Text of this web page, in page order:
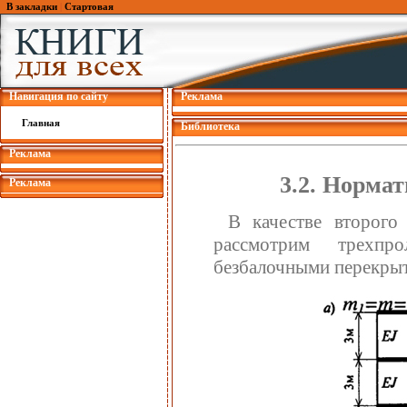
В закладки Стартовая
Навигация по сайту
Главная
Реклама
Реклама
Реклама
Библиотека
3.2.
В качестве
рассмотрим
безбалочными